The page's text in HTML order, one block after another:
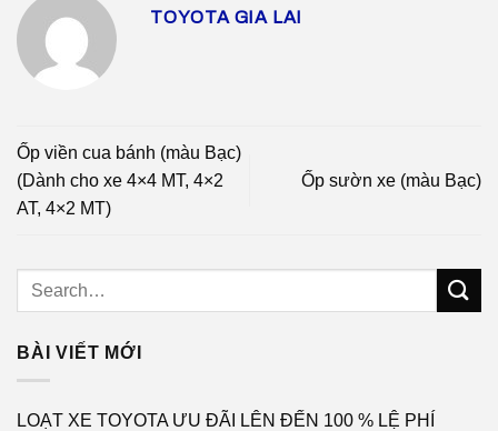
TOYOTA GIA LAI
Ốp viền cua bánh (màu Bạc)
(Dành cho xe 4×4 MT, 4×2
AT, 4×2 MT)
Ốp sườn xe (màu Bạc)
BÀI VIẾT MỚI
LOẠT XE TOYOTA ƯU ĐÃI LÊN ĐẾN 100 % LỆ PHÍ